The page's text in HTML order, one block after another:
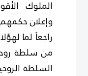
الملوك
وإعلان
راجعاَ لما
من سلطة
السلطة